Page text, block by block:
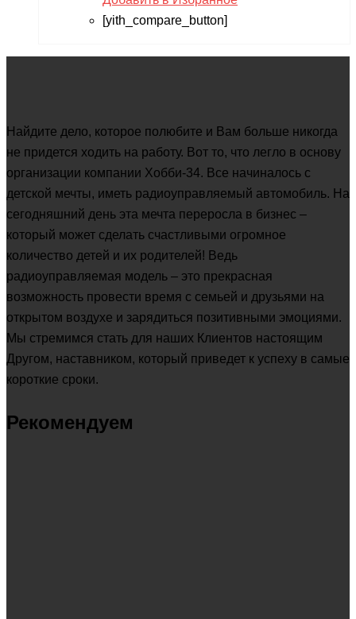
[yith_compare_button]
Найдите дело, которое полюбите и Вам больше никогда
не придется ходить на работу. Вот то, что легло в основу
организации компании Хобби-34. Все начиналось с
детской мечты, иметь радиоуправляемый автомобиль. На
сегодняшний день эта мечта переросла в бизнес –
который может сделать счастливыми огромное
количество детей и их родителей! Ведь
радиоуправляемая модель – это прекрасная
возможность провести время с семьей и друзьями на
открытом воздухе и зарядиться позитивными эмоциями.
Мы стремимся стать для наших Клиентов настоящим
Другом, наставником, который приведет к успеху в самые
короткие сроки.
Рекомендуем